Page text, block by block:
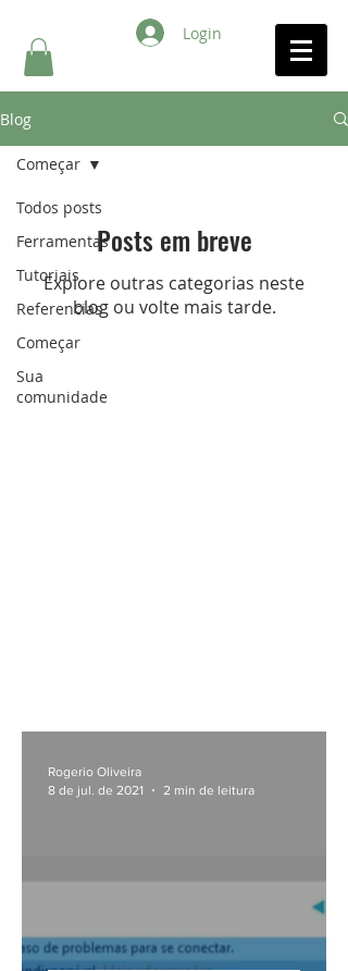
Login
Blog
Todos posts
Ferramentas
Tutoriais
Referencias
Começar
Sua
comunidade
Começar
Posts em breve
Explore outras categorias neste
blog ou volte mais tarde.
Rogerio Oliveira
8 de jul. de 2021
2 min de leitura